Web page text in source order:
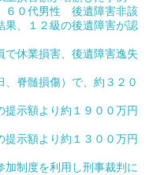
６０代男性 後遺障害非該
果、１２級の後遺障害が認
休業損害、後遺障害逸失
、脊髄損傷）で、約３２０
提示額より約１９００万円
提示額より約１３００万円
制度を利用し刑事裁判に